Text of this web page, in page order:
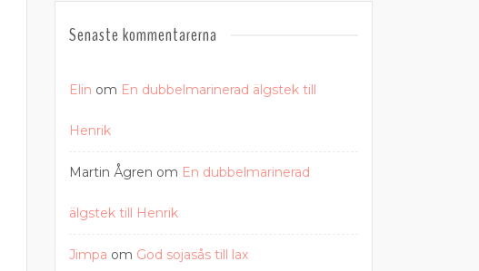
Senaste kommentarerna
Elin om En dubbelmarinerad älgstek till
Henrik
Martin Ågren om En dubbelmarinerad
älgstek till Henrik
Jimpa om God sojasås till lax